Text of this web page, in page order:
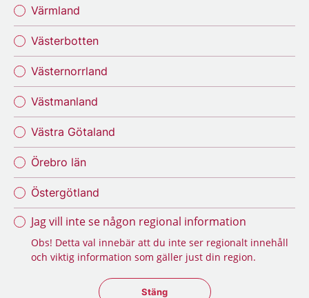
Värmland
Västerbotten
Västernorrland
Västmanland
Västra Götaland
Örebro län
Östergötland
Jag vill inte se någon regional information
Obs! Detta val innebär att du inte ser regionalt innehåll
och viktig information som gäller just din region.
Stäng regionsväljaren
Stäng